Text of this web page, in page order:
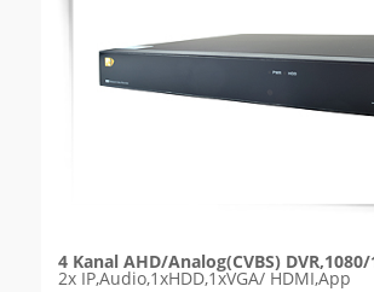
4 Kanal AHD/Analog(CVBS) DVR,1080/
2x IP,Audio,1xHDD,1xVGA/ HDMI,App